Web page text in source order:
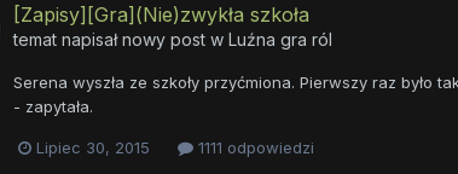
[Zapisy][Gra](Nie)zwykła szkoła
temat napisał nowy post w Luźna gra ról
Serena wyszła ze szkoły przyćmiona. Pierwszy raz było
- zapytała.
Lipiec 30, 2015 1111 odpowiedzi